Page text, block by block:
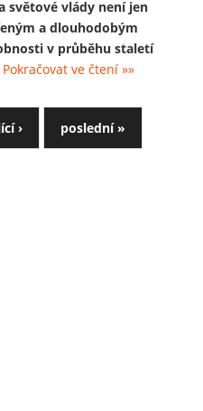
světové vlády není jen
a dlouhodobým
v průběhu staletí
Pokračovat ve čtení »»
› poslední »